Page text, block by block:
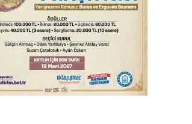
Serbest piyasada altın fiyatları...
YENİ Parti Genel Başkanı Özel'den
Çerçeve Yasa yorumu